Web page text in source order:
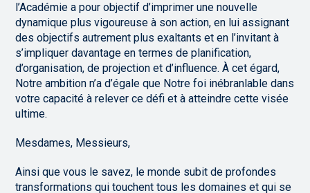
l’Académie a pour objectif d’imprimer une nouvelle
dynamique plus vigoureuse à son action, en lui assignant
des objectifs autrement plus exaltants et en l’invitant à
s’impliquer davantage en termes de planification,
d’organisation, de projection et d’influence. À cet égard,
Notre ambition n’a d’égale que Notre foi inébranlable dans
votre capacité à relever ce défi et à atteindre cette visée
ultime.
Mesdames, Messieurs,
Ainsi que vous le savez, le monde subit de profondes
transformations qui touchent tous les domaines et qui se